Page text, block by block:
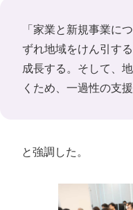
「家業と新規事業に
ずれ地域をけん引す
成長する。そして、
くため、一過性の支
と強調した。